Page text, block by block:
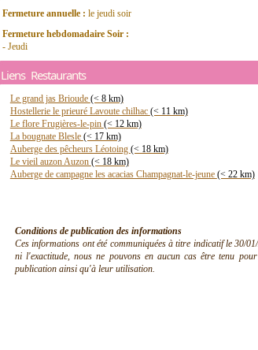
Fermeture annuelle : le jeudi soir
Fermeture hebdomadaire Soir :
- Jeudi
Liens Restaurants
Le grand jas Brioude (< 8 km)
Hostellerie le prieuré Lavoute chilhac (< 11 km)
Le flore Frugières-le-pin (< 12 km)
La bougnate Blesle (< 17 km)
Auberge des pêcheurs Léotoing (< 18 km)
Le vieil auzon Auzon (< 18 km)
Auberge de campagne les acacias Champagnat-le-jeune (< 22 km)
Conditions de publication des informations
Ces informations ont été communiquées à titre indicatif le 30/
ni l'exactitude, nous ne pouvons en aucun cas être tenu
publication ainsi qu'à leur utilisation.